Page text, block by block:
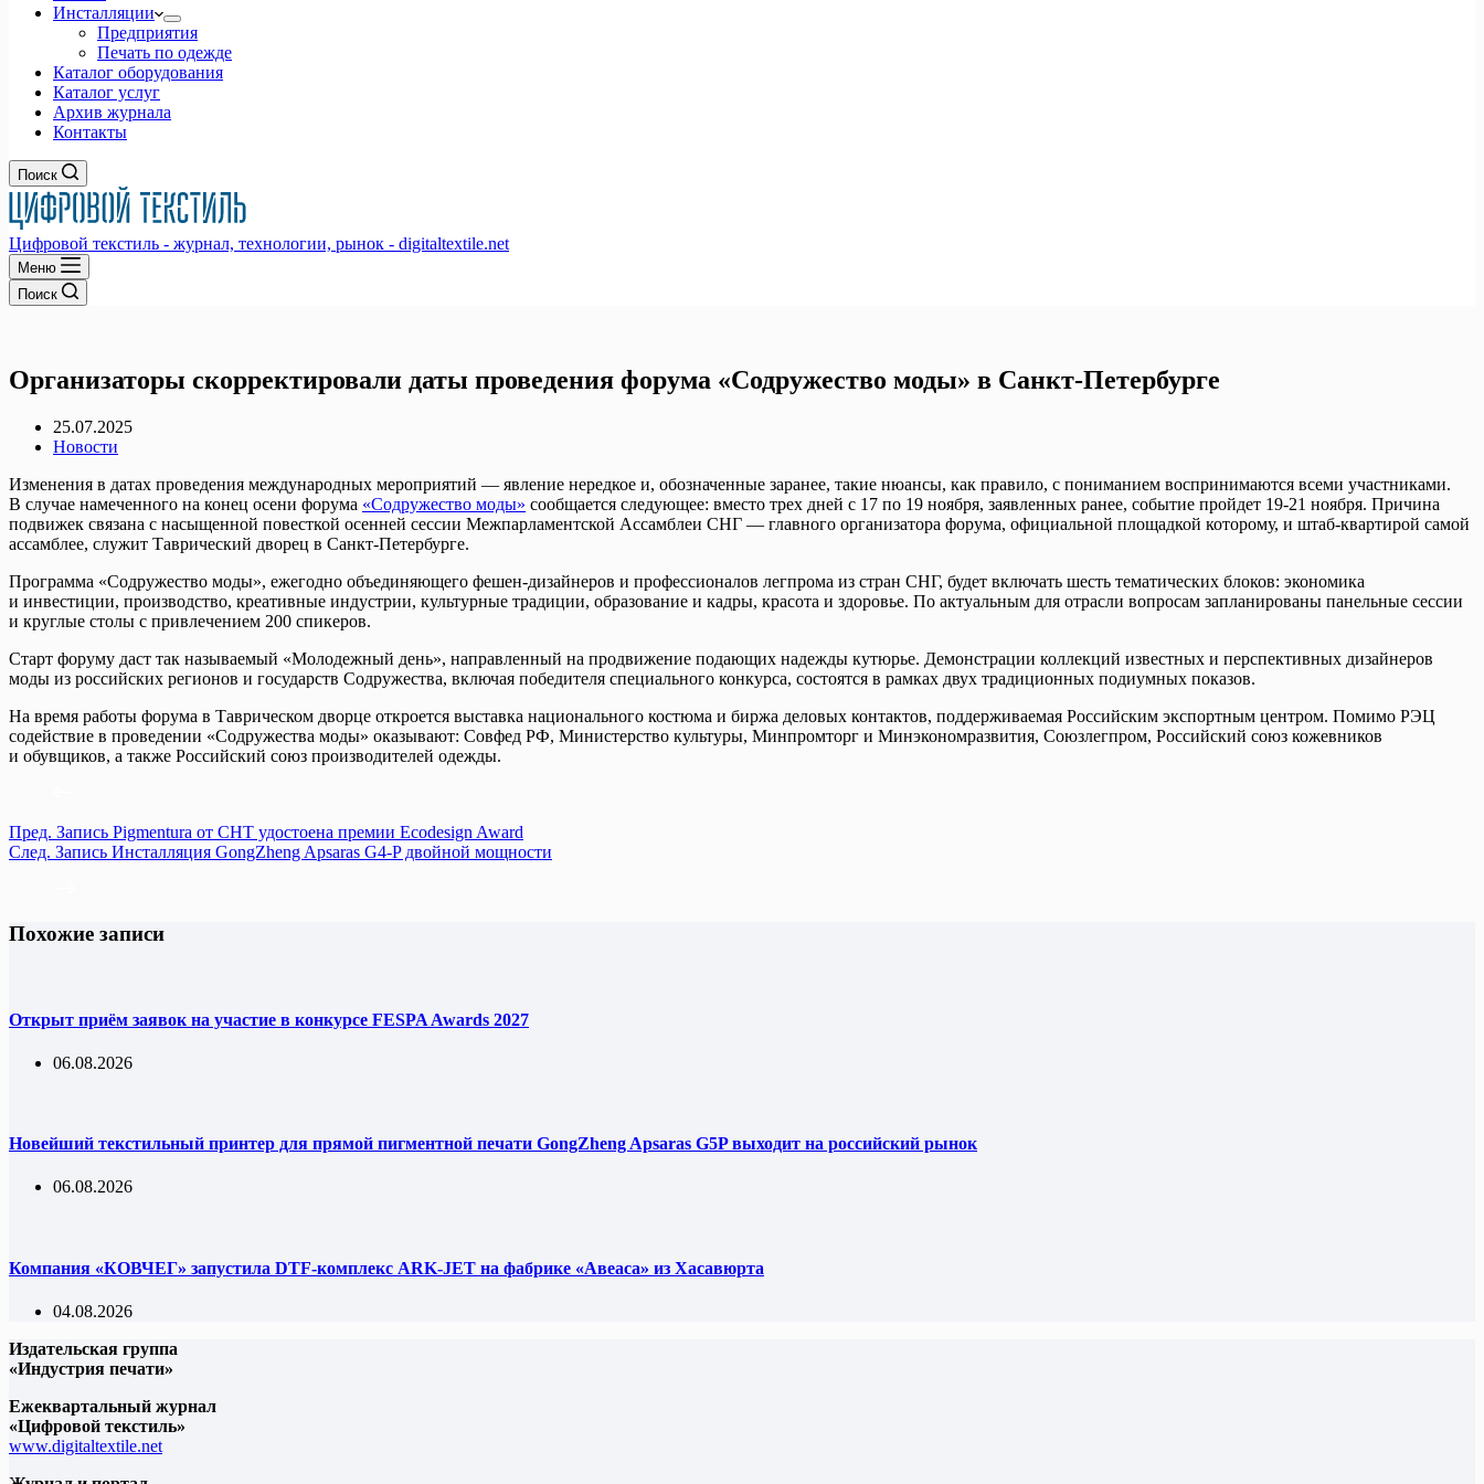
Инсталляции
Предприятия
Печать по одежде
Каталог оборудования
Каталог услуг
Архив журнала
Контакты
Поиск
Цифровой текстиль - журнал, технологии, рынок - digitaltextile.net
Меню
Поиск
Организаторы скорректировали даты проведения форума «Содружество моды» в Санкт-Петербурге
25.07.2025
Новости
Изменения в датах проведения международных мероприятий — явление нередкое и, обозначенные заранее, такие нюансы, как правило, с пониманием воспринимаются всеми участниками.
В случае намеченного на конец осени форума «Содружество моды» сообщается следующее: вместо трех дней с 17 по 19 ноября, заявленных ранее, событие пройдет 19-21 ноября. Причина
подвижек связана с насыщенной повесткой осенней сессии Межпарламентской Ассамблеи СНГ — главного организатора форума, официальной площадкой которому, и штаб-квартирой самой
ассамблее, служит Таврический дворец в Санкт-Петербурге.
Программа «Содружество моды», ежегодно объединяющего фешен-дизайнеров и профессионалов легпрома из стран СНГ, будет включать шесть тематических блоков: экономика
и инвестиции, производство, креативные индустрии, культурные традиции, образование и кадры, красота и здоровье. По актуальным для отрасли вопросам запланированы панельные сессии
и круглые столы с привлечением 200 спикеров.
Старт форуму даст так называемый «Молодежный день», направленный на продвижение подающих надежды кутюрье. Демонстрации коллекций известных и перспективных дизайнеров
моды из российских регионов и государств Содружества, включая победителя специального конкурса, состоятся в рамках двух традиционных подиумных показов.
На время работы форума в Таврическом дворце откроется выставка национального костюма и биржа деловых контактов, поддерживаемая Российским экспортным центром. Помимо РЭЦ
содействие в проведении «Содружества моды» оказывают: Совфед РФ, Министерство культуры, Минпромторг и Минэкономразвития, Союзлегпром, Российский союз кожевников
и обувщиков, а также Российский союз производителей одежды.
Пред. Запись Pigmentura от CHT удостоена премии Ecodesign Award
След. Запись Инсталляция GongZheng Apsaras G4-P двойной мощности
Похожие записи
Открыт приём заявок на участие в конкурсе FESPA Awards 2027
06.08.2026
Новейший текстильный принтер для прямой пигментной печати GongZheng Apsaras G5P выходит на российский рынок
06.08.2026
Компания «КОВЧЕГ» запустила DTF-комплекс ARK-JET на фабрике «Авеаса» из Хасавюрта
04.08.2026
Издательская группа
«Индустрия печати»
Ежеквартальный журнал
«Цифровой текстиль»
www.digitaltextile.net